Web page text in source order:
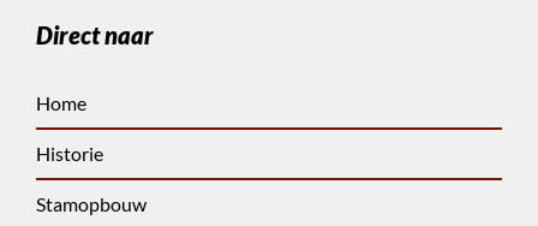
Direct naar
Home
Historie
Stamopbouw